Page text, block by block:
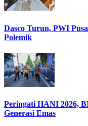
Dasco Turun, PWI
Polemik
Peringati HANI 2026,
Generasi Emas